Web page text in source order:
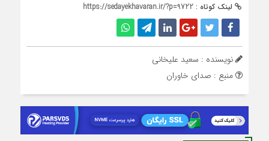
لینک کوتاه : https://sedayekhavaran.ir/?p=9722
نویسنده : سعید علیخانی
منبع : صدای خاوران